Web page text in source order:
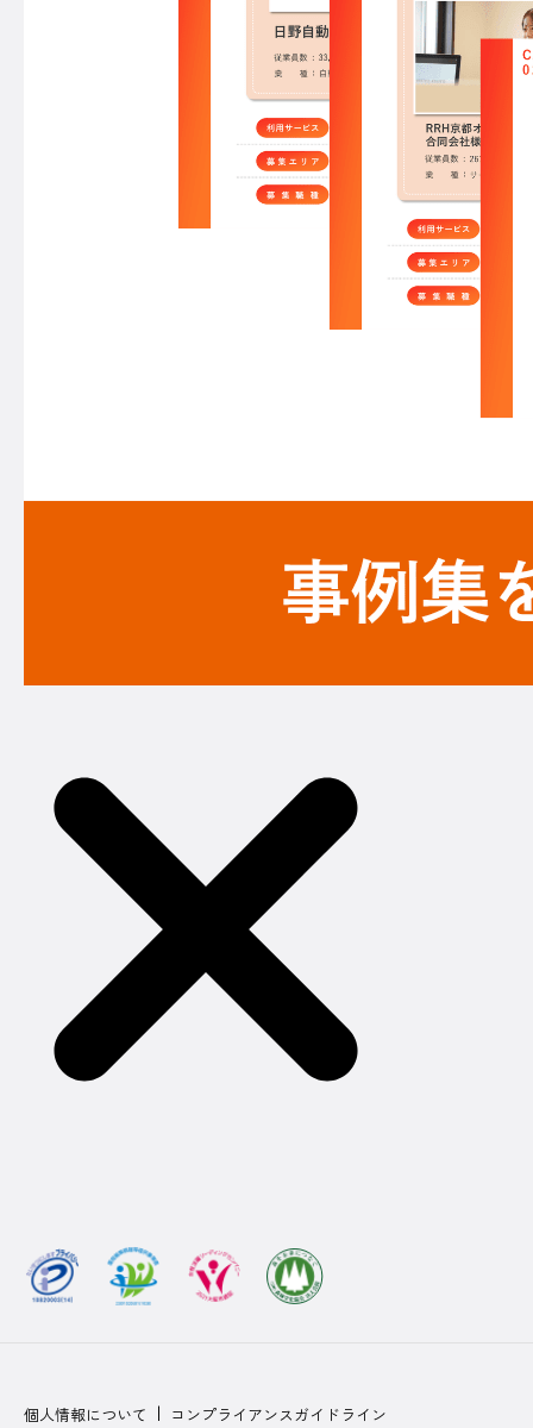
個人情報について
コンプライアンスガイドライン